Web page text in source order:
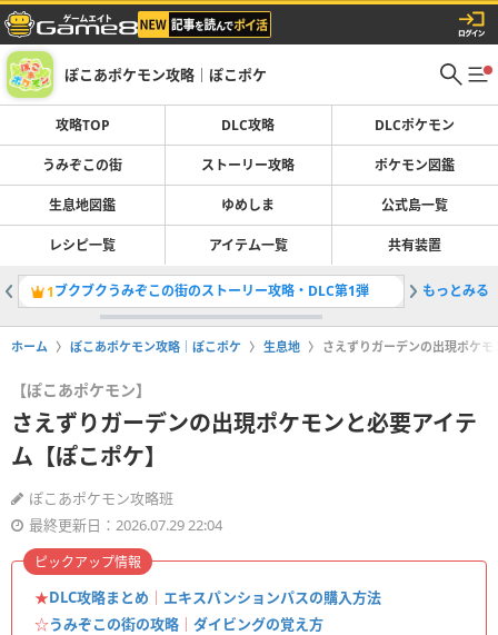
ぽこあポケモン攻略｜ぽこポケ
攻略TOP DLC攻略 DLCポケモン
うみぞこの街 ストーリー攻略 ポケモン図鑑
生息地図鑑 ゆめしま 公式島一覧
レシピ一覧 アイテム一覧 共有装置
1ブクブクうみぞこの街のストーリー攻略・DLC第1弾 2スター
もっとみる
ホーム ぽこあポケモン攻略｜ぽこポケ 生息地 さえずりガーデンの出現ポケ
【ぽこあポケモン】
さえずりガーデンの出現ポケモンと必要アイテ
ム【ぽこポケ】
ぽこあポケモン攻略班
最終更新日：2026.07.29 22:04
★DLC攻略まとめ ｜ エキスパンションパスの購入方法
☆うみぞこの街の攻略 ｜ ダイビングの覚え方
ピックアップ情報